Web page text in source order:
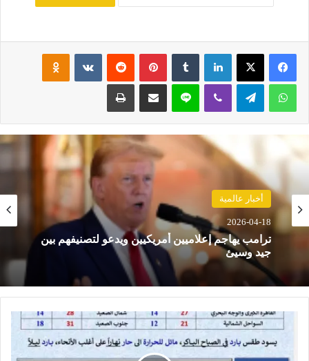
فيسبوك ‫X لينكدإن بينتيريست
واتساب تيلقرام لاين
أخبار عالمية
2026-04-18
جيد وسيئ
حوادث
2026-04-18
مصرع 8 أشخاص في تحطم مروحية بإندونيسيا بعد
دقائق من الإقلاع في جزيرة بورنيو